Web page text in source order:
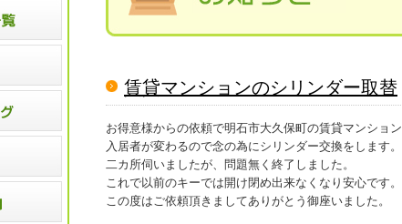
賃貸マンションのシリンダー取替
お得意様からの依頼で明石市大久保町の賃貸マンショ
入居者が変わるので念の為にシリンダー交換をします。
二カ所伺いましたが、問題無く終了しました。
これで以前のキーでは開け閉め出来なくなり安心です。
この度はご依頼頂きましてありがとう御座いました。